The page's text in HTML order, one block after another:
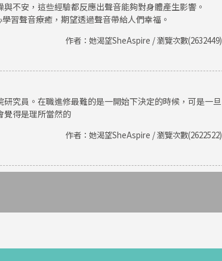
不安，這些經驗都反應出聲音能夠對身體產生影響。
習聲音療癒，期望透過聲音帶給人們幸福。
作者：她渴望SheAspire / 瀏覽次數(2632449)
究員。在職進修最難的是一開始下決定的時候，可是一旦
覺得是理所當然的
作者：她渴望SheAspire / 瀏覽次數(2622522)